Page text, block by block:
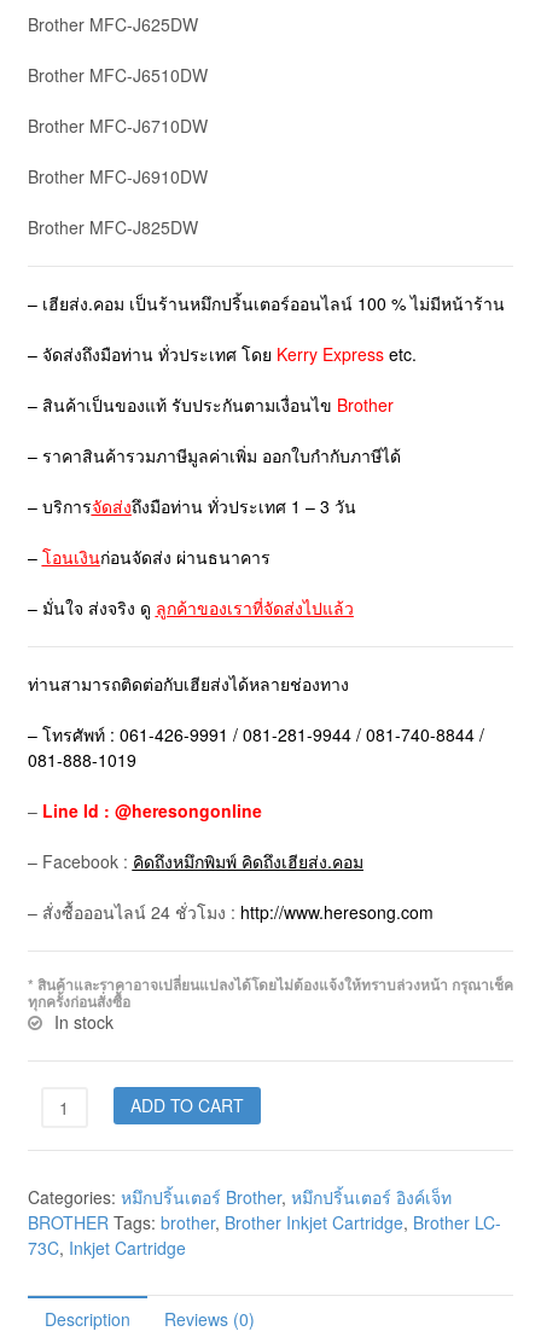
Brother MFC-J625DW
Brother MFC-J6510DW
Brother MFC-J6710DW
Brother MFC-J6910DW
Brother MFC-J825DW
– เฮียส่ง.คอม เป็นร้านหมึกปริ้นเตอร์ออนไลน์ 100 % ไม่มีหน้าร้าน
– จัดส่งถึงมือท่าน ทั่วประเทศ โดย Kerry Expressetc.
– สินค้าเป็นของแท้ รับประกันตามเงื่อนไข Brother
– ราคาสินค้ารวมภาษีมูลค่าเพิ่ม ออกใบกำกับภาษีได้
– บริการจัดส่งถึงมือท่าน ทั่วประเทศ 1 – 3 วัน
– โอนเงินก่อนจัดส่ง ผ่านธนาคาร
– มั่นใจ ส่งจริง ดู ลูกค้าของเราที่จัดส่งไปแล้ว
ท่านสามารถติดต่อกับเฮียส่งได้หลายช่องทาง
– โทรศัพท์ : 061-426-9991 / 081-281-9944 / 081-740-8844 /
081-888-1019
– Line Id : @heresongonline
– Facebook : คิดถึงหมึกพิมพ์ คิดถึงเฮียส่ง.คอม
– สั่งซื้อออนไลน์ 24 ชั่วโมง : http://www.heresong.com
* สินค้าและราคาอาจเปลี่ยนแปลงได้โดยไม่ต้องแจ้งให้ทราบล่วงหน้า กรุณาเช็ค
ทุกครั้งก่อนสั่งซื้อ
In stock
ADD TO CART
Categories: หมึกปริ้นเตอร์ Brother, หมึกปริ้นเตอร์ อิงค์เจ็ท
BROTHER Tags: brother, Brother Inkjet Cartridge, Brother LC-
73C, Inkjet Cartridge
Description Reviews (0)